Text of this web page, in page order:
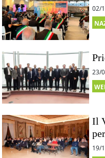
02/
23/
Il
19/